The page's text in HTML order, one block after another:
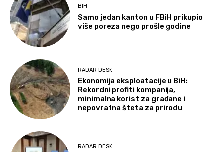
BIH
Samo jedan kanton u FBiH prikupio
više poreza nego prošle godine
RADAR DESK
Ekonomija eksploatacije u BiH:
Rekordni profiti kompanija,
minimalna korist za građane i
nepovratna šteta za prirodu
RADAR DESK